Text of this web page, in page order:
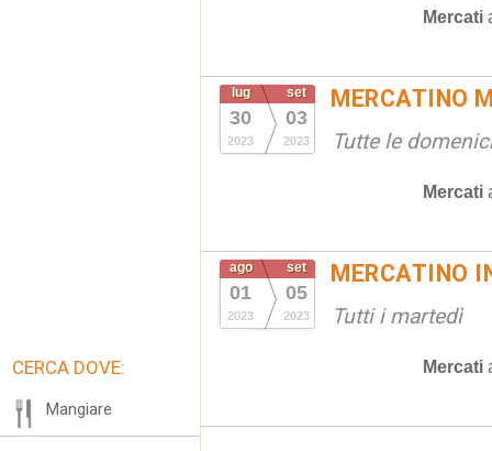
Mercati
lug
30
2023
set
03
2023
MERCATINO
Tutte le
Mercati
ago
01
2023
set
05
2023
MERCATINO
Tutti i martedì
Mercati
CERCA DOVE:
Mangiare